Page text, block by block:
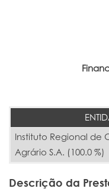
Instituto Regional de
Agrário S.A. (100.0 %)
Descrição da